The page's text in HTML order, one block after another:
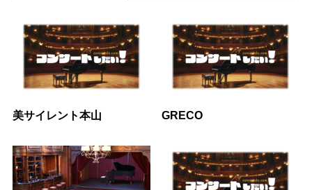
美サイレント本山 GRECO